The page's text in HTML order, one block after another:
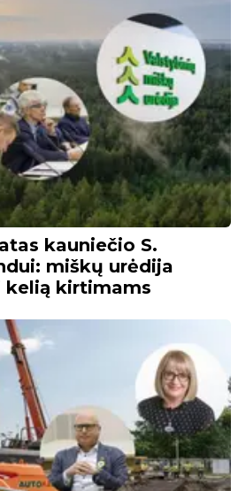
kauniečio S.
miškų urėdija
kirtimams